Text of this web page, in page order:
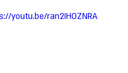
youtu.be/ran2IH0ZNRA